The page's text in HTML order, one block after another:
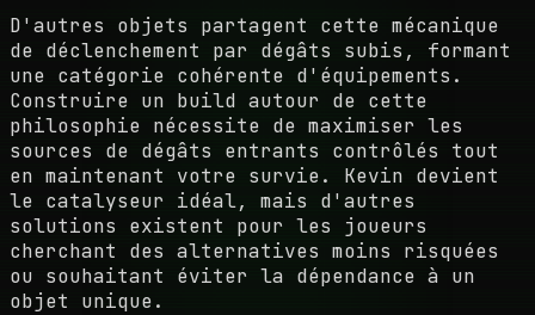
D'autres objets partagent cette mécanique
de déclenchement par dégâts subis, formant
une catégorie cohérente d'équipements.
Construire un build autour de cette
philosophie nécessite de maximiser les
sources de dégâts entrants contrôlés tout
en maintenant votre survie. Kevin devient
le catalyseur idéal, mais d'autres
solutions existent pour les joueurs
cherchant des alternatives moins risquées
ou souhaitant éviter la dépendance à un
objet unique.